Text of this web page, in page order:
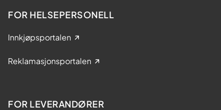
FOR HELSEPERSONELL
Innkjøpsportalen
Reklamasjonsportalen
FOR LEVERANDØRER